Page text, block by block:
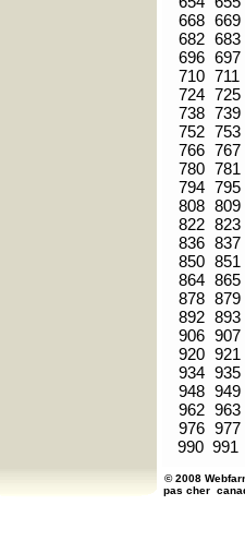
668 669
682 683
696 697
710 711
724 725
738 739
752 753
766 767
780 781
794 795
808 809
822 823
836 837
850 851
864 865
878 879
892 893
906 907
920 921
934 935
948 949
962 963
976 977
990 991
© 2008
pas cher